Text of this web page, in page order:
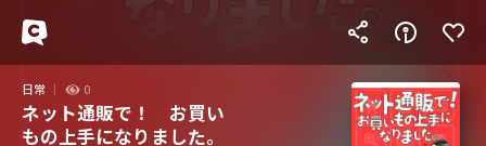
日常 0
ネット通販で！ お買い
もの上手になりました。